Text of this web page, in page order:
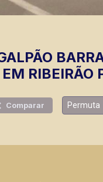
RIBEIRÃO
Comparar Permuta